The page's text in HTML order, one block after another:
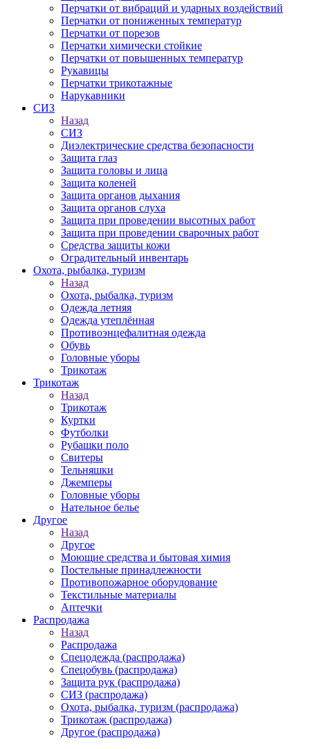
Перчатки от вибраций и ударных воздействий
Перчатки от пониженных температур
Перчатки от порезов
Перчатки химически стойкие
Перчатки от повышенных температур
Рукавицы
Перчатки трикотажные
Нарукавники
СИЗ
Назад
СИЗ
Диэлектрические средства безопасности
Защита глаз
Защита головы и лица
Защита коленей
Защита органов дыхания
Защита органов слуха
Защита при проведении высотных работ
Защита при проведении сварочных работ
Средства защиты кожи
Оградительный инвентарь
Охота, рыбалка, туризм
Назад
Охота, рыбалка, туризм
Одежда летняя
Одежда утеплённая
Противоэнцефалитная одежда
Обувь
Головные уборы
Трикотаж
Трикотаж
Назад
Трикотаж
Куртки
Футболки
Рубашки поло
Свитеры
Тельняшки
Джемперы
Головные уборы
Нательное белье
Другое
Назад
Другое
Моющие средства и бытовая химия
Постельные принадлежности
Противопожарное оборудование
Текстильные материалы
Аптечки
Распродажа
Назад
Распродажа
Спецодежда (распродажа)
Спецобувь (распродажа)
Защита рук (распродажа)
СИЗ (распродажа)
Охота, рыбалка, туризм (распродажа)
Трикотаж (распродажа)
Другое (распродажа)